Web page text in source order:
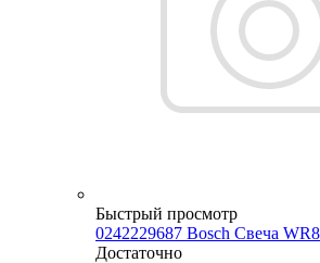
Быстрый просмотр
0242229687 Bosch Свеча
Достаточно